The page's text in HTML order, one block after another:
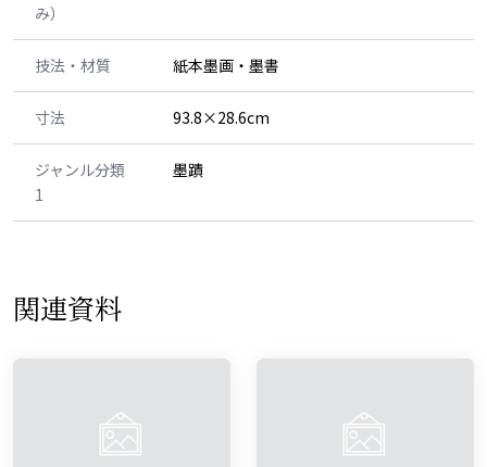
み）
技法・材質 紙本墨画・墨書
寸法 93.8×28.6cm
ジャンル分類
1
墨蹟
関連資料